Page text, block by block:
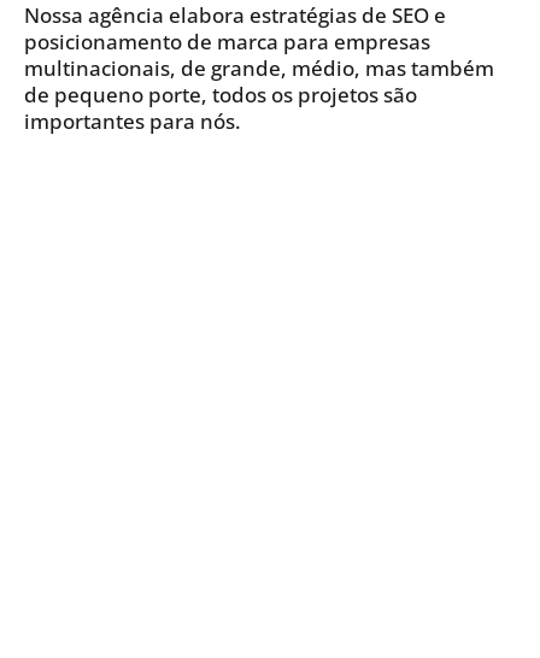
Nossa agência elabora estratégias de SEO e
posicionamento de marca para empresas
multinacionais, de grande, médio, mas também
de pequeno porte, todos os projetos são
importantes para nós.